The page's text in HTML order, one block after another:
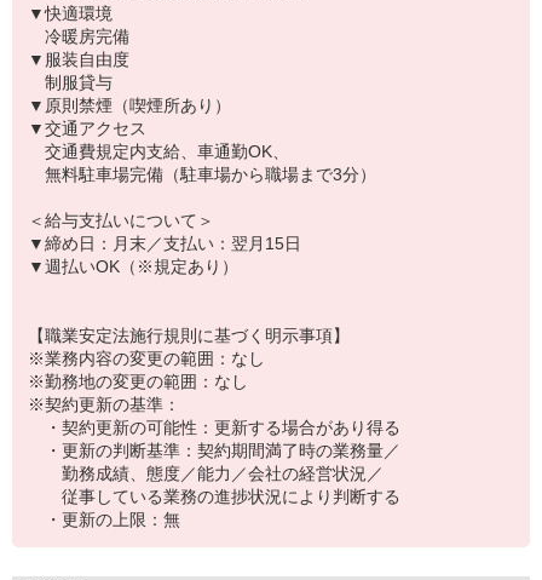
▼快適環境
冷暖房完備
▼服装自由度
制服貸与
▼原則禁煙（喫煙所あり）
▼交通アクセス
交通費規定内支給、車通勤OK、
無料駐車場完備（駐車場から職場まで3分）
＜給与支払いについて＞
▼締め日：月末／支払い：翌月15日
▼週払いOK（※規定あり）
【職業安定法施行規則に基づく明示事項】
※業務内容の変更の範囲：なし
※勤務地の変更の範囲：なし
※契約更新の基準：
・契約更新の可能性：更新する場合があり得る
・更新の判断基準：契約期間満了時の業務量／
勤務成績、態度／能力／会社の経営状況／
従事している業務の進捗状況により判断する
・更新の上限：無